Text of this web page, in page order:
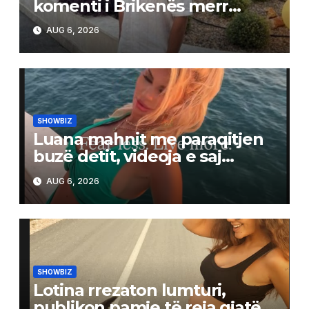
komenti i Brikenës merr
gjithë vëmendjen
AUG 6, 2026
SHOWBIZ
Luana mahnit me paraqitjen
buzë detit, videoja e saj
tërheq vëmendjen në rrjet
AUG 6, 2026
SHOWBIZ
Lotina rrezaton lumturi,